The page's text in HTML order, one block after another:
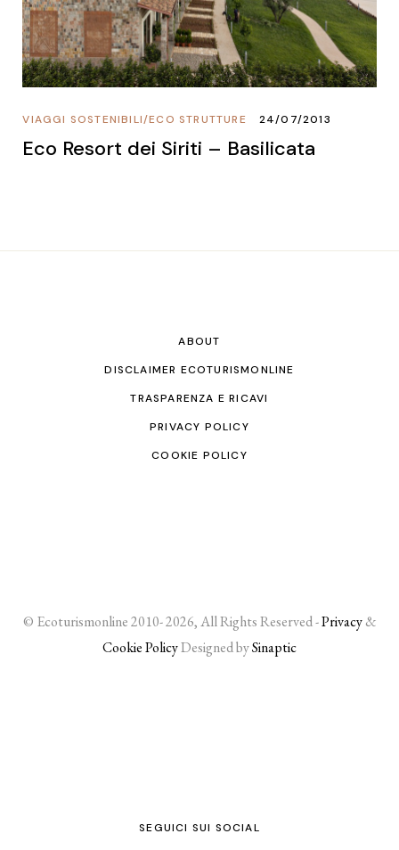
ECO STRUTTURE
/
VIAGGI SOSTENIBILI 24/07/2013
Eco Resort dei Siriti – Basilicata
ABOUT
DISCLAIMER ECOTURISMONLINE
TRASPARENZA E RICAVI
PRIVACY POLICY
COOKIE POLICY
© Ecoturismonline 2010- 2026, All Rights Reserved -Privacy&
Cookie PolicyDesigned bySinaptic
SEGUICI SUI SOCIAL